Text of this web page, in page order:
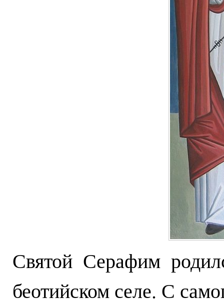
Святой Серафим
беотийском селе. С